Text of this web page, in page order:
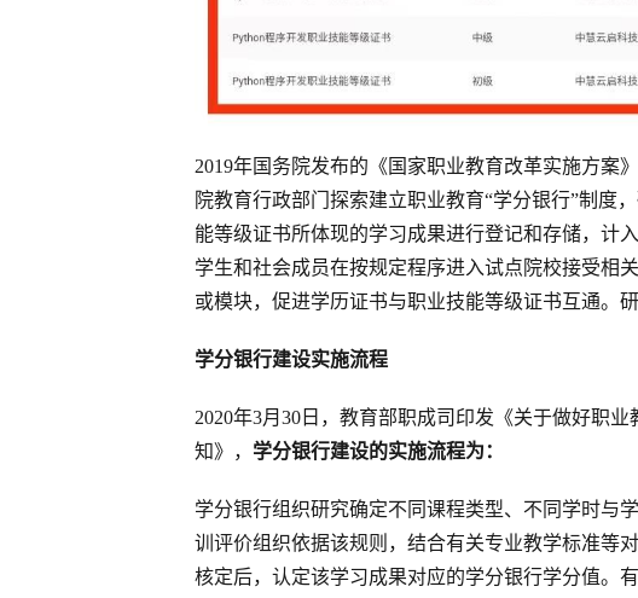
2019年国务院发布的《国家职业教育改革实施方案
院教育行政部门探索建立职业教育“学分银行”制度
能等级证书所体现的学习成果进行登记和存储，计
学生和社会成员在按规定程序进入试点院校接受相
或模块，促进学历证书与职业技能等级证书互通。
学分银行建设实施流程
2020年3月30日，教育部职成司印发《关于做好职
知》， 学分银行建设的实施流程为：
学分银行组织研究确定不同课程类型、不同学时与
训评价组织依据该规则，结合有关专业教学标准等
核定后，认定该学习成果对应的学分银行学分值。